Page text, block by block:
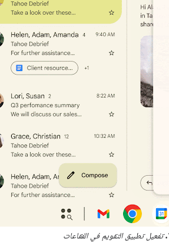
تفعيل تطبيق التقويم في الفقاعات